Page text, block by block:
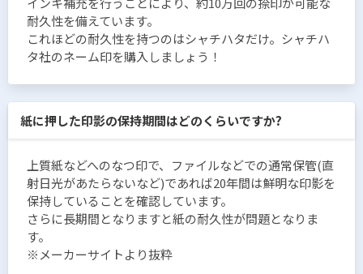
耐久性を備えています。
これほどの耐久性を持つのはシャチハタだけ。シャチハ
タ社のネーム印を購入しましょう！
紙に押した印影の保持期間はどのくらいですか?
上質紙などへのなつ印で、ファイルなどでの通常保管(直
射日光があたらないなど)であれば20年間は鮮明な印影を
保持していることを確認しています。
さらに長期間となりますと紙の耐久性が問題となりま
す。
※メーカーサイトより抜粋